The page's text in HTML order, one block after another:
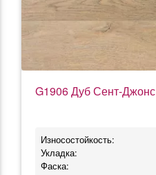
G1906 Дуб Сент-Джонс
Износостойкость:
Укладка:
Фаска: